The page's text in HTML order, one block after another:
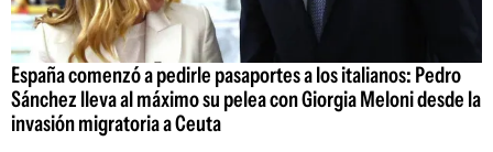
España comenzó a pedirle pasaportes a los italianos: Pedro
Sánchez lleva al máximo su pelea con Giorgia Meloni desde la
invasión migratoria a Ceuta